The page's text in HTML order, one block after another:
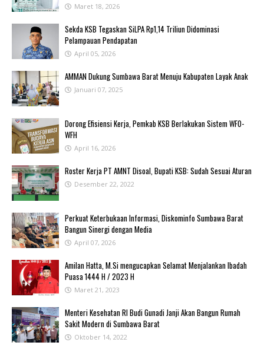
Maret 18, 2026
Sekda KSB Tegaskan SiLPA Rp1,14 Triliun Didominasi
Pelampauan Pendapatan
April 05, 2026
AMMAN Dukung Sumbawa Barat Menuju Kabupaten Layak Anak
Januari 07, 2025
‎Dorong Efisiensi Kerja, Pemkab KSB Berlakukan Sistem WFO-
WFH ‎
April 16, 2026
Roster Kerja PT AMNT Disoal, Bupati KSB: Sudah Sesuai Aturan
Desember 22, 2022
Perkuat Keterbukaan Informasi, Diskominfo Sumbawa Barat
Bangun Sinergi dengan Media
April 07, 2026
Amilan Hatta, M.Si mengucapkan Selamat Menjalankan Ibadah
Puasa 1444 H / 2023 H
Maret 21, 2023
Menteri Kesehatan RI Budi Gunadi Janji Akan Bangun Rumah
Sakit Modern di Sumbawa Barat
Oktober 14, 2022